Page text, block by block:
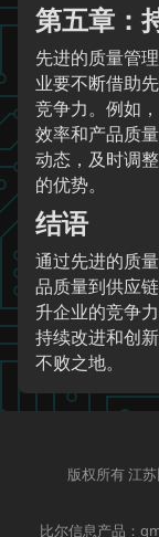
第五章：
先进的质量管
业要不断借助
竞争力。例如
效率和产品质
动态，及时调
的优势。
结语
通过先进的质
品质量到供应
升企业的竞争
持续改进和创
不败之地。
版权所有 江
比尔信息产品：